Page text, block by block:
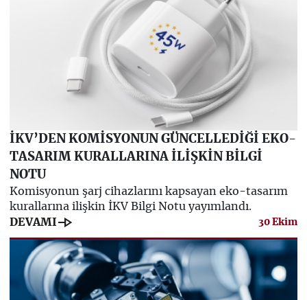
İKV’DEN KOMİSYONUN GÜNCELLEDİĞİ EKO-
TASARIM KURALLARINA İLİŞKİN BİLGİ
NOTU
Komisyonun şarj cihazlarını kapsayan eko-tasarım
kurallarına ilişkin İKV Bilgi Notu yayımlandı.
DEVAMI line_end_arrow 30 Ekim